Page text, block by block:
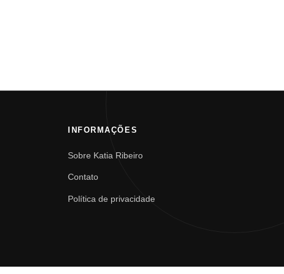
INFORMAÇÕES
Sobre Katia Ribeiro
Contato
Política de privacidade